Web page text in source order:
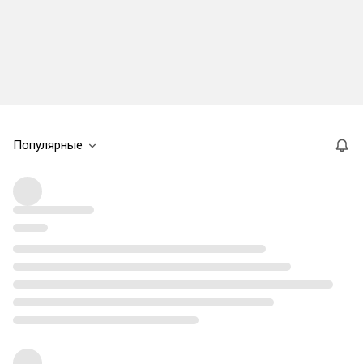
Популярные